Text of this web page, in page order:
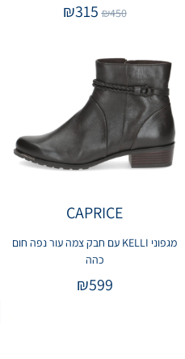
₪450
₪315
CAPRICE
מגפוני KELLI עם חבק צמה עור נפה חום
כהה
₪599